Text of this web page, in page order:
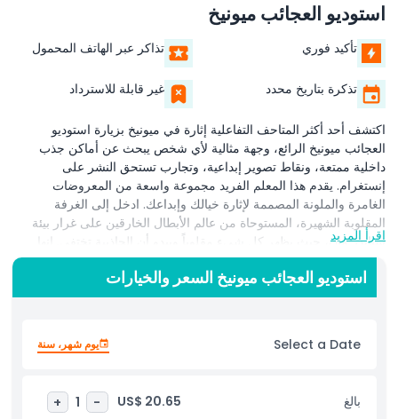
استوديو العجائب ميونيخ
تأكيد فوري تذاكر عبر الهاتف المحمول
تذكرة بتاريخ محدد غير قابلة للاسترداد
اكتشف أحد أكثر المتاحف التفاعلية إثارة في ميونيخ بزيارة استوديو
العجائب ميونيخ الرائع، وجهة مثالية لأي شخص يبحث عن أماكن جذب
داخلية ممتعة، ونقاط تصوير إبداعية، وتجارب تستحق النشر على
إنستغرام. يقدم هذا المعلم الفريد مجموعة واسعة من المعروضات
الغامرة والملونة المصممة لإثارة خيالك وإبداعك. ادخل إلى الغرفة
المقلوبة الشهيرة، المستوحاة من عالم الأبطال الخارقين على غرار بيئة
سبايدر مان، حيث يظهر كل شيء مقلوباً ويبدو أن الجاذبية تختفي. إنها
مكان مثالي لالتقاط صور مذهلة تضع عقلك في حالة تشويش وخلق
ذكريات لا تُنسى. اغمر نفسك في حفرة الكرات الوردية الزاهية، وهي
واحدة من أكثر مواقع التصوير شعبية في المتحف، مثالية للصور المرحة
اللانهائية، التي تتميز بتأثيرات إضاءة ديناميكية تتغير مع حركاتك، مما يجعل
كل لحظة رقص شعورًا سحريًا وفريدًا. بعد استكشاف المعروضات
بالمشروبات اللذيذة في أجواء ملونة. سواء كنت تبحث عن أفضل الأنشطة
في ميونيخ، أو أماكن جذب داخلية مناسبة للعائلات، أو متحف عصري
اقرأ المزيد
استوديو العجائب ميونيخ السعر والخيارات
Select a Date يوم شهر، سنة
بالغ US$ 20.65
-
1
+